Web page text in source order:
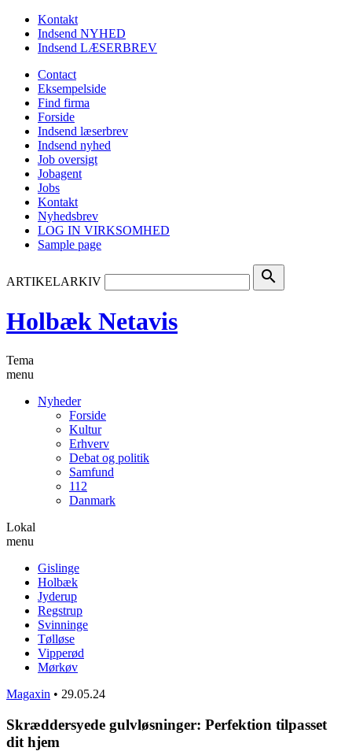
Kontakt
Indsend NYHED
Indsend LÆSERBREV
Contact
Eksempelside
Find firma
Forside
Indsend læserbrev
Indsend nyhed
Job oversigt
Jobagent
Jobs
Kontakt
Nyhedsbrev
LOG IN VIRKSOMHED
Sample page
ARTIKELARKIV search
Holbæk Netavis
Tema
menu
Nyheder
Forside
Kultur
Erhverv
Debat og politik
Samfund
112
Danmark
Lokal
menu
Gislinge
Holbæk
Jyderup
Regstrup
Svinninge
Tølløse
Vipperød
Mørkøv
Magaxin • 29.05.24
Skræddersyede gulvløsninger: Perfektion tilpasset
dit hjem